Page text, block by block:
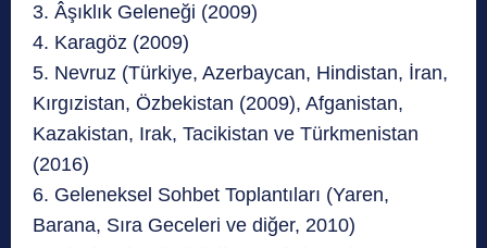
3. Âşıklık Geleneği (2009)
4. Karagöz (2009)
5. Nevruz (Türkiye, Azerbaycan, Hindistan, İran,
Kırgızistan, Özbekistan (2009), Afganistan,
Kazakistan, Irak, Tacikistan ve Türkmenistan
(2016)
6. Geleneksel Sohbet Toplantıları (Yaren,
Barana, Sıra Geceleri ve diğer, 2010)